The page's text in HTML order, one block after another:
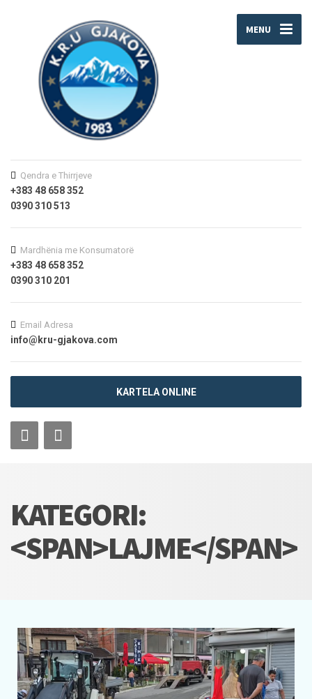
MENU
Qendra e Thirrjeve
+383 48 658 352
0390 310 513
Mardhënia me Konsumatorë
+383 48 658 352
0390 310 201
Email Adresa
info@kru-gjakova.com
KARTELA ONLINE
KATEGORI:
<SPAN>LAJME</SPAN>